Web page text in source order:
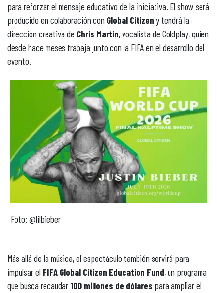
para reforzar el mensaje educativo de la iniciativa. El show será
producido en colaboración con Global Citizen y tendrá la
dirección creativa de Chris Martin, vocalista de Coldplay, quien
desde hace meses trabaja junto con la FIFA en el desarrollo del
evento.
Foto: @lilbieber
Más allá de la música, el espectáculo también servirá para
impulsar el FIFA Global Citizen Education Fund, un programa
que busca recaudar 100 millones de dólares para ampliar el